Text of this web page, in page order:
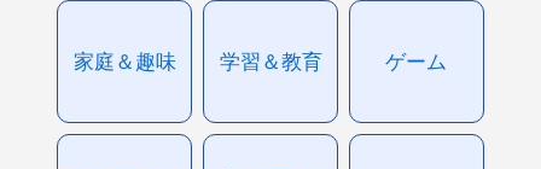
家庭＆趣味 学習＆教育 ゲーム